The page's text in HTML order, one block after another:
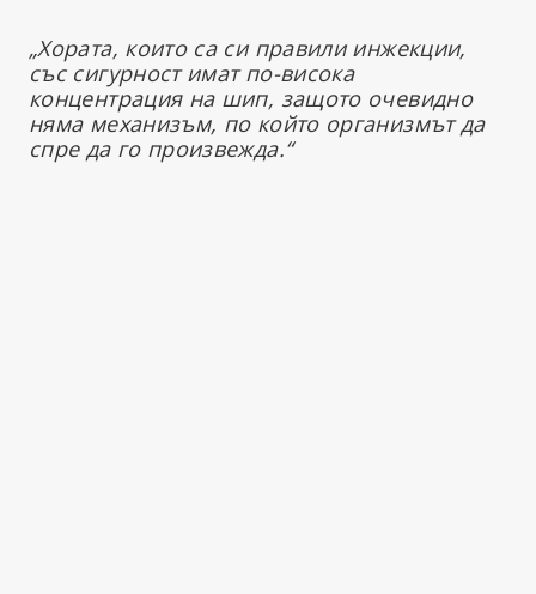
„Хората, които са си правили инжекции,
със сигурност имат по-висока
концентрация на шип, защото очевидно
няма механизъм, по който организмът да
спре да го произвежда.“